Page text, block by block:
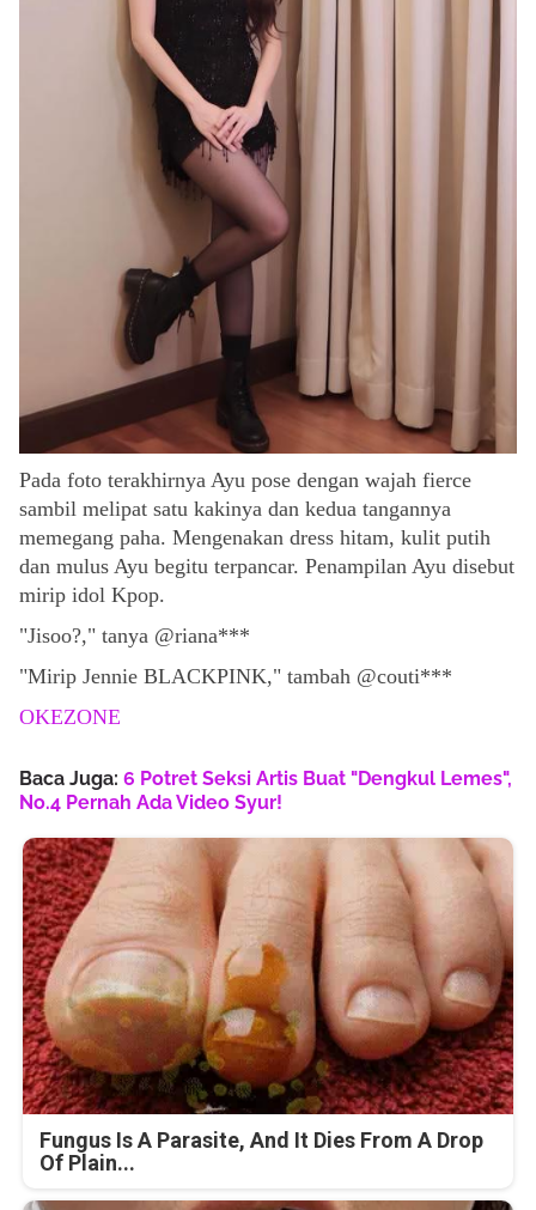
Pada foto terakhirnya Ayu pose dengan wajah fierce
sambil melipat satu kakinya dan kedua tangannya
memegang paha. Mengenakan dress hitam, kulit putih
dan mulus Ayu begitu terpancar. Penampilan Ayu disebut
mirip idol Kpop.
"Jisoo?," tanya @riana***
"Mirip Jennie BLACKPINK," tambah @couti***
OKEZONE
Baca Juga: 6 Potret Seksi Artis Buat "Dengkul Lemes",
No.4 Pernah Ada Video Syur!
Fungus Is A Parasite, And It Dies From A Drop
Of Plain...